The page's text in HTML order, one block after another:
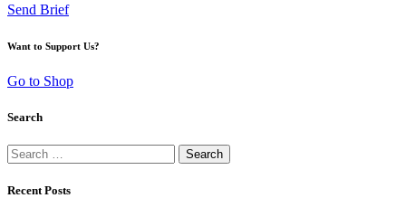
Send Brief
Want to Support Us?
Go to Shop
Search
Recent Posts